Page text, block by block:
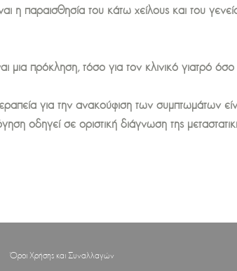
η παραισθησία του κάτω χείλους και του
μια πρόκληση, τόσο για τον κλινικό γιατρό
για την ανακούφιση των συμπτωμάτων
οδηγεί σε οριστική διάγνωση της
Όροι Χρήσης και Συναλλαγών